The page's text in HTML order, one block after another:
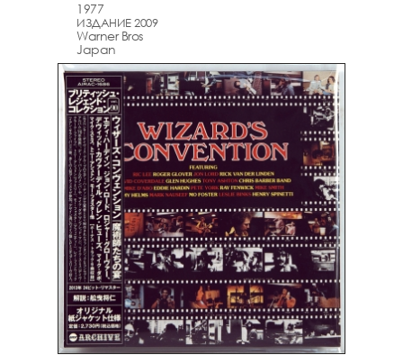
1977
ИЗДАНИЕ 2009
Warner Bros
Japan